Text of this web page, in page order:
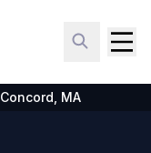
Concord, MA